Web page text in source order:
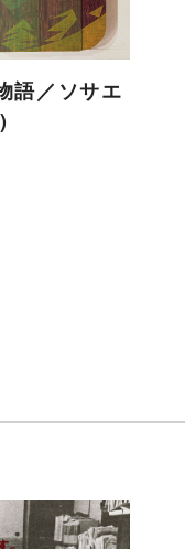
語／ソサエ